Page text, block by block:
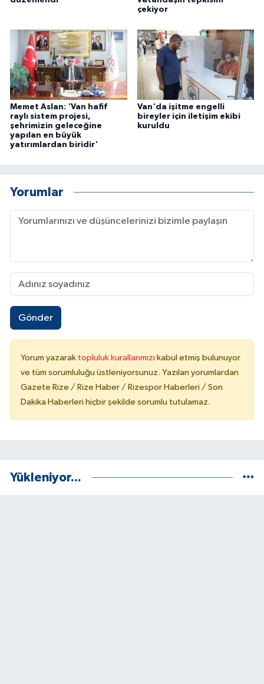
çekiyor
Memet Aslan: 'Van hafif
raylı sistem projesi,
şehrimizin geleceğine
yapılan en büyük
yatırımlardan biridir'
Van'da işitme engelli
bireyler için iletişim ekibi
kuruldu
Yorumlar
Gönder
Yorum yazarak topluluk kurallarımızı kabul etmiş bulunuyor
ve tüm sorumluluğu üstleniyorsunuz. Yazılan yorumlardan
Gazete Rize / Rize Haber / Rizespor Haberleri / Son
Dakika Haberleri hiçbir şekilde sorumlu tutulamaz.
Yükleniyor...